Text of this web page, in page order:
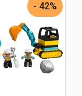
42% -